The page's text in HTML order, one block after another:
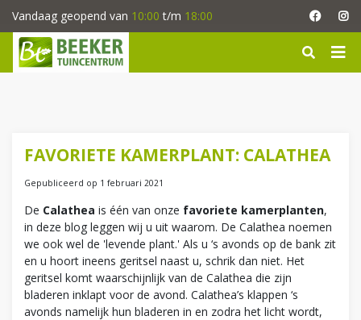
a
Vandaag geopend van 10:00 t/m 18:00
FAVORIETE KAMERPLANT: CALATHEA
Gepubliceerd op 1 februari 2021
De Calathea is één van onze favoriete kamerplanten,
in deze blog leggen wij u uit waarom. De Calathea noemen
we ook wel de 'levende plant.' Als u ‘s avonds op de bank zit
en u hoort ineens geritsel naast u, schrik dan niet. Het
geritsel komt waarschijnlijk van de Calathea die zijn
bladeren inklapt voor de avond. Calathea’s klappen ‘s
avonds namelijk hun bladeren in en zodra het licht wordt,